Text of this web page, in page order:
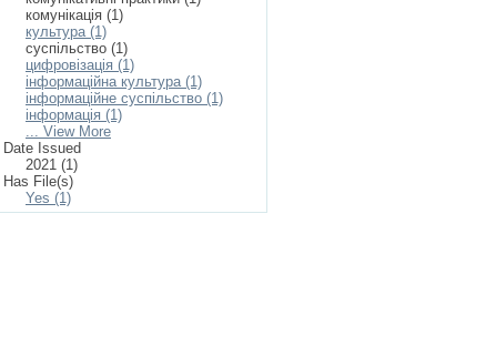
комунікація (1)
культура (1)
суспільство (1)
цифровізація (1)
інформаційна культура (1)
інформаційне суспільство (1)
інформація (1)
... View More
Date Issued
2021 (1)
Has File(s)
Yes (1)